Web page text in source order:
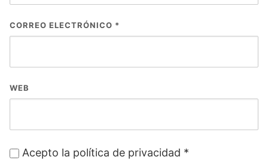
CORREO ELECTRÓNICO *
WEB
Acepto la política de privacidad *